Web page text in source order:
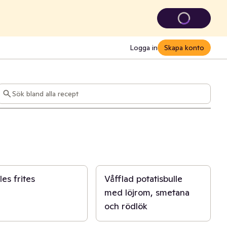
Logga in Skapa konto
Sök bland alla recept
frites
Våfflad potatisbulle
med löjrom, smetana
och rödlök
15 min